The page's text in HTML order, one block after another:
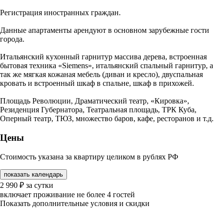
Регистрация иностранных граждан.
Данные апартаменты арендуют в основном зарубежные гости
города.
Итальянский кухонный гарнитур массива дерева, встроенная
бытовая техника «Siemens», итальянский спальный гарнитур, а
так же мягкая кожаная мебель (диван и кресло), двуспальная
кровать и встроенный шкаф в спальне, шкаф в прихожей.
Площадь Революции, Драматический театр, «Кировка»,
Резиденция Губернатора, Театральная площадь, ТРК Куба,
Оперный театр, ТЮЗ, множество баров, кафе, ресторанов и т.д.
Цены
Стоимость указана за квартиру целиком в рублях РФ
показать календарь
2 990 ₽ за сутки
включает проживание не более 4 гостей
Показать дополнительные условия и скидки